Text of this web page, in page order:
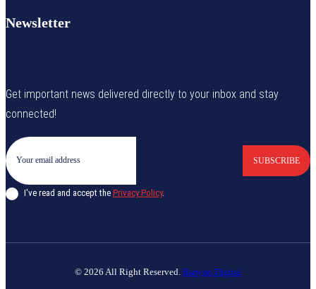
Newsletter
Get important news delivered directly to your inbox and stay
connected!
SUBSCRIBE
I've read and accept the Privacy Policy.
© 2026 All Right Reserved. Banyan Digital